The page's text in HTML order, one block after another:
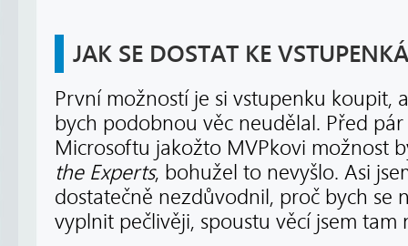
JAK SE DOSTAT KE
První možností je si vstupenku koupit,
bych podobnou věc neudělal. Před
Microsoftu jakožto MVPkovi možnost
the Experts, bohužel to nevyšlo. Asi
dostatečně nezdůvodnil, proč bych se
vyplnit pečlivěji, spoustu věcí jsem tam